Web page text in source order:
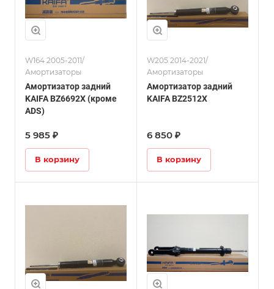
W164 2005-2011/
Амортизаторы
Амортизатор задний
KAIFA BZ6692X (кроме
ADS)
5 985 ₽
В корзину
W205 2014-2021/
Амортизаторы
Амортизатор задний
KAIFA BZ2512X
6 850 ₽
В корзину